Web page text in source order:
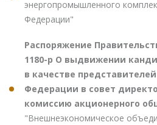
энергопромышленного
Федерации"
Распоряжение
1180-р О выдвижении
в качестве
Федерации в совет
комиссию акционерного
"Внешнеэкономическое